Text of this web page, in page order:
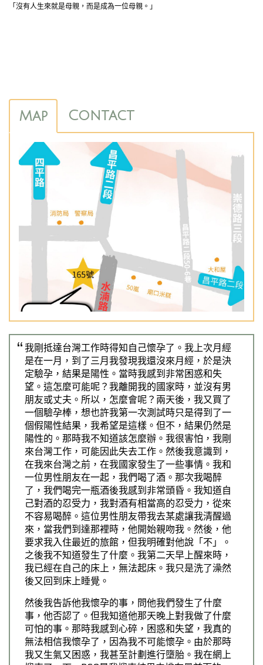
「沒有人生來就是母親，而是成為一位母親。」
Map Contact
我剛抵達台灣工作時得知自己懷孕了。我上次月經
是在一月，到了三月我發現我還沒來月經，於是決
定驗孕，結果是陽性。當時我感到非常困惑和失
望。這怎麼可能呢？我離開我的國家時，並沒有男
朋友或丈夫。所以，怎麼會呢？兩天後，我又買了
一個驗孕棒，想也許我第一次測試時只是得到了一
個假陽性結果，我希望是這樣。但不，結果仍然是
陽性的。那時我不知道該怎麼辦。我很害怕，我剛
來台灣工作，可能因此失去工作。然後我意識到，
在我來台灣之前，在我國家發生了一些事情。我和
一位男性朋友在一起，我們喝了酒。那次我喝醉
了，我們喝完一瓶酒後我感到非常頭昏。我知道自
己對酒的忍受力，我對酒有相當高的忍受力，從來
不容易喝醉。這位男性朋友帶我去某處讓我清醒過
來，當我們到達那裡時，他開始親吻我。然後，他
要求我入住最近的旅館，但我明確對他說「不」。
之後我不知道發生了什麼。我第二天早上醒來時，
我已經在自己的床上，無法起床。我只是洗了澡然
後又回到床上睡覺。
然後我告訴他我懷孕的事，問他我們發生了什麼
事，他否認了。但我知道他那天晚上對我做了什麼
可怕的事。那時我感到心碎，困惑和失望，我真的
無法相信我懷孕了，因為我不可能懷孕。由於那時
我又生氣又困惑，我甚至計劃進行墮胎。我在網上
Previous